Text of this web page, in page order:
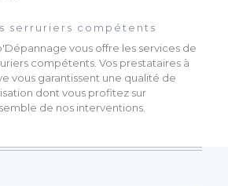
serruriers compétents
vous offre les services de
compétents. Vos prestataires à
vous garantissent une qualité de
dont vous profitez sur
de nos interventions.